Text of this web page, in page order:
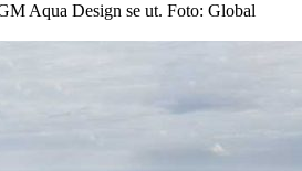
Aqua Design se ut. Foto: Global